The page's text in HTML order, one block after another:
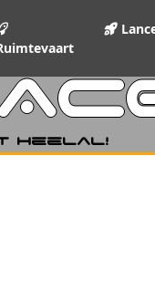
heelal!